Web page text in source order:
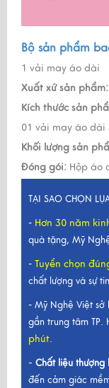
Bộ sản phẩm
1 vải may áo dài
Xuất xứ sản phẩm:
Kích thước sản
01 vải may áo dài
Khối lượng sản
Đóng gói: Hộp áo
TẠI SAO CHỌN
- Hơn 30 năm
quà tặng, Mỹ
- Tuyển chọn
chất lượng và sự
- Mỹ Nghệ Việt sở
gần trung tâm TP.
phút.
- Chất liệu thượng
đến cảm giác